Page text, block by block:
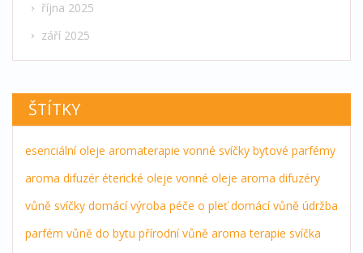
října 2025
září 2025
ŠTÍTKY
esenciální oleje aromaterapie vonné svíčky bytové parfémy
aroma difuzér éterické oleje vonné oleje aroma difuzéry
vůně svíčky domácí výroba péče o pleť domácí vůně údržba
parfém vůně do bytu přírodní vůně aroma terapie svíčka